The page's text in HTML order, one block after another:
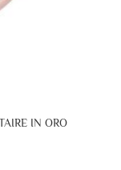
IN ORO